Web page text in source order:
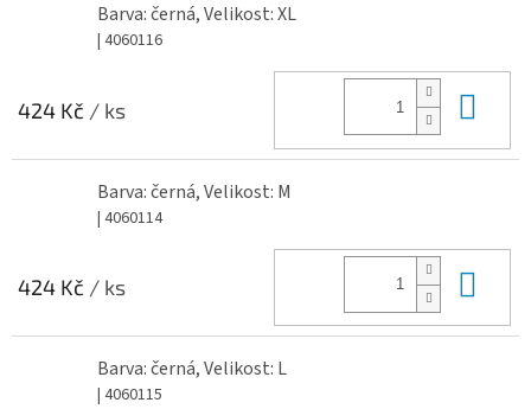
Barva: černá, Velikost: XL
| 4060116
424 Kč / ks
Barva: černá, Velikost: M
| 4060114
424 Kč / ks
Barva: černá, Velikost: L
| 4060115